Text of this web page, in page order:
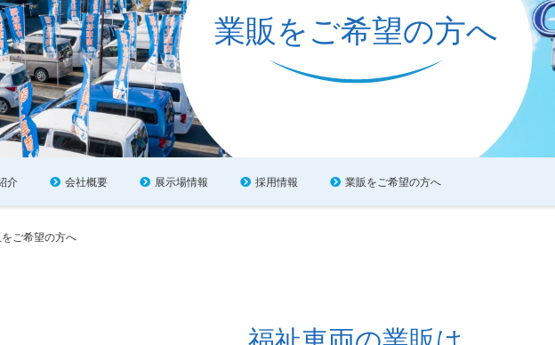
業販をご希望の方へ
介 会社概要 展示場情報 採用情報 業販をご希望の方へ
ご希望の方へ